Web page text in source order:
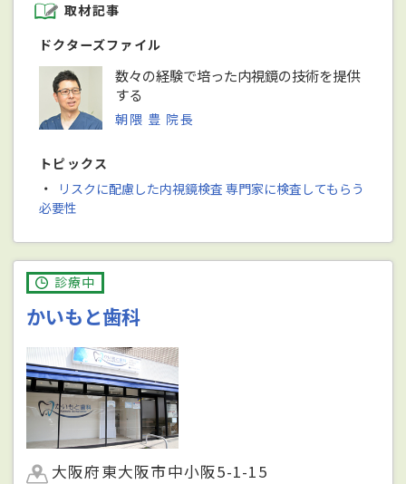
取材記事
ドクターズファイル
数々の経験で培った内視鏡の技術を提供
する
朝隈 豊 院長
トピックス
・
リスクに配慮した内視鏡検査 専門家に検査してもらう
必要性
診療中
かいもと歯科
大阪府東大阪市中小阪5-1-15